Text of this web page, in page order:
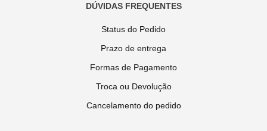
DÚVIDAS FREQUENTES
Status do Pedido
Prazo de entrega
Formas de Pagamento
Troca ou Devolução
Cancelamento do pedido